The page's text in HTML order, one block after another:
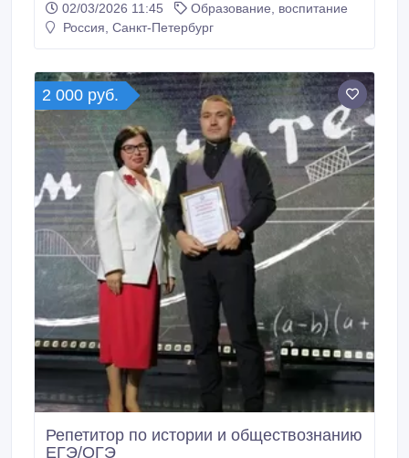
Ваши гарантии - это большой опыт и
многочисленные отзывы наших клиентов. Пройдите
02/03/2026 11:45
Образование, воспитание
Россия, Санкт-Петербург
2 000 руб.
Репетитор по истории и обществознанию
ЕГЭ/ОГЭ